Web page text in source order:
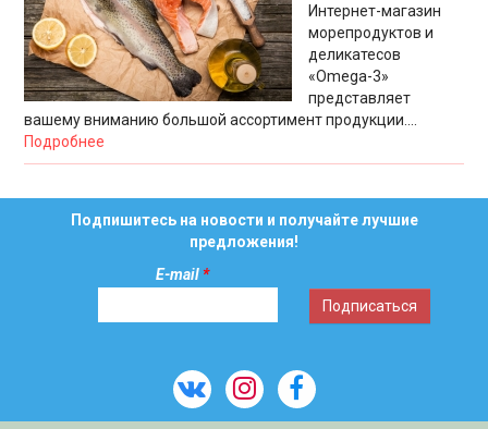
Интернет-магазин
морепродуктов и
деликатесов
«Omega-3»
представляет
вашему вниманию большой ассортимент продукции....
Подробнее
Подпишитесь на новости и получайте лучшие
предложения!
E-mail*